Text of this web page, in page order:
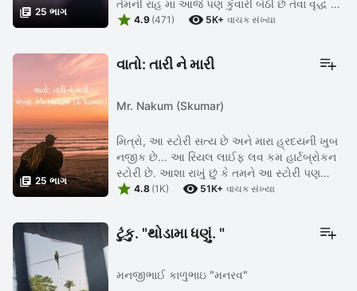
 25 ભાગ
તેમની રાહ માં આજે પણ કુંવારી બેઠી છે તેવા વૃદ્ધ થી
લઇ નાના બાળકોને પ્રિય એવા વિરાજ મહેતા ને
 4.9 (471)  5K+ વાચક સંખ્યા
 25 ભાગ
વાતો: તારી ને મારી
Mr. Nakum (Skumar)
મિત્રો, આ સ્ટોરી સત્ય છે અને મારા હ્રદયની ખુબ
નજીક છે... આ રિયલ લાઈફ લવ કમ હાર્ટબ્રોકન
સ્ટોરી છે. આશા રાખું છું કે તમને આ સ્ટોરી પણ
ગમશે. આપના પ્રતિભાવ જરૂરથી આપશો..
 4.8 (1K)  51K+ વાચક સંખ્યા
ટુંકુ. "થોડામા ધણું. "
મનજીભાઈ કાળુભાઇ "મનરવ"